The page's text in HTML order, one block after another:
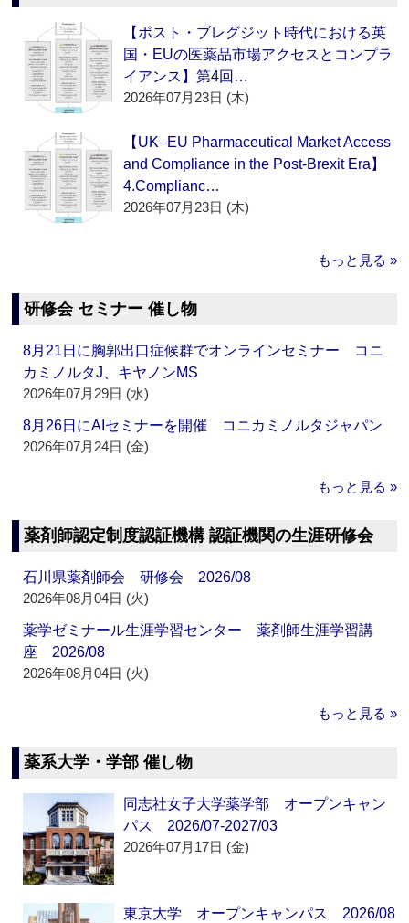
【ポスト・ブレグジット時代における英
国・EUの医薬品市場アクセスとコンプラ
イアンス】第4回…
2026年07月23日 (木)
【UK–EU Pharmaceutical Market Access
and Compliance in the Post-Brexit Era】
4.Complianc…
2026年07月23日 (木)
もっと見る »
研修会 セミナー 催し物
8月21日に胸郭出口症候群でオンラインセミナー コニ
カミノルタJ、キヤノンMS
2026年07月29日 (水)
8月26日にAIセミナーを開催 コニカミノルタジャパン
2026年07月24日 (金)
もっと見る »
薬剤師認定制度認証機構 認証機関の生涯研修会
石川県薬剤師会 研修会 2026/08
2026年08月04日 (火)
薬学ゼミナール生涯学習センター 薬剤師生涯学習講
座 2026/08
2026年08月04日 (火)
もっと見る »
薬系大学・学部 催し物
同志社女子大学薬学部 オープンキャン
パス 2026/07-2027/03
2026年07月17日 (金)
東京大学 オープンキャンパス 2026/08